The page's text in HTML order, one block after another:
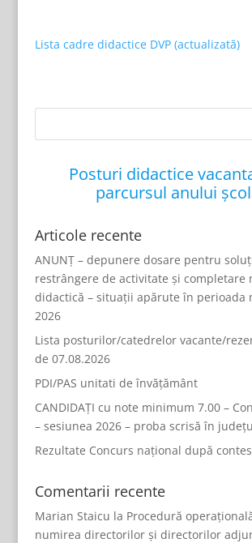
Lista cadre didactice DVP (actualizată)
Posturi didactice
parcursul anului
Articole recente
ANUNȚ – depunere dosare pentru
restrângere de activitate și completare
didactică – situații apărute în perioada
2026
Lista posturilor/catedrelor vacante/
de 07.08.2026
PDI/PAS unitati de învățământ
CANDIDAȚI cu note minimum 7.00 –
– sesiunea 2026 – proba scrisă în
Rezultate Concurs național după
Comentarii recente
Marian Staicu la Procedură
numirea directorilor și directorilor